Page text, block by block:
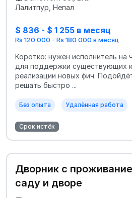
Лалитпур, Непал
$ 836 - $ 1 255 в месяц
Rs 120 000 - Rs 180 000 в месяц
Коротко: нужен исполнитель на
для поддержки существующих
реализации новых фич.
решать быстро ...
Без опыта Удалённая работа
Срок истёк
Дворник с
саду и дворе